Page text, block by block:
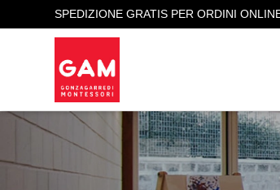
SPEDIZIONE GRATIS PER ORDINI